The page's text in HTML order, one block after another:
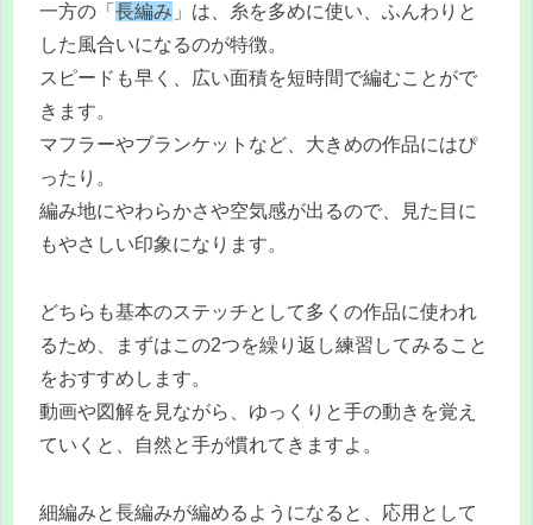
一方の「 長編み 」は、糸を多めに使い、ふんわりと
した風合いになるのが特徴。
スピードも早く、広い面積を短時間で編むことがで
きます。
マフラーやブランケットなど、大きめの作品にはぴ
ったり。
編み地にやわらかさや空気感が出るので、見た目に
もやさしい印象になります。
どちらも基本のステッチとして多くの作品に使われ
るため、まずはこの2つを繰り返し練習してみること
をおすすめします。
動画や図解を見ながら、ゆっくりと手の動きを覚え
ていくと、自然と手が慣れてきますよ。
細編みと長編みが編めるようになると、応用として